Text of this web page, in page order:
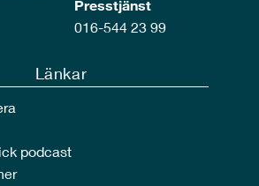
Presstjänst
016-544 23 99
Länkar
podcast